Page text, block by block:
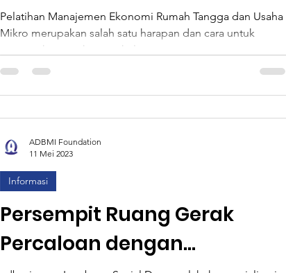
Usaha
Pelatihan Manajemen Ekonomi Rumah Tangga dan Usaha
Mikro merupakan salah satu harapan dan cara untuk
memperkuat usaha para keluarga...
Persempit Ruang Gerak
Percaloan dengan
Informasi
ADBMI Foundation
11 Mei 2023